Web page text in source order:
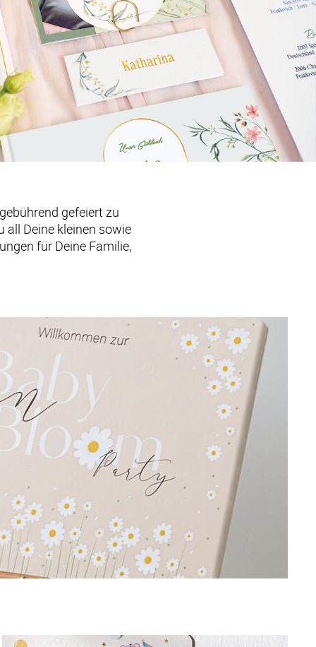
gefeiert zu
all Deine kleinen sowie
für Deine Familie,